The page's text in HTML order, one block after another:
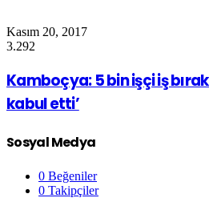
Kasım 20, 2017
3.292
Kamboçya: 5 bin işçi iş
kabul etti’
Sosyal Medya
0 Beğeniler
0 Takipçiler